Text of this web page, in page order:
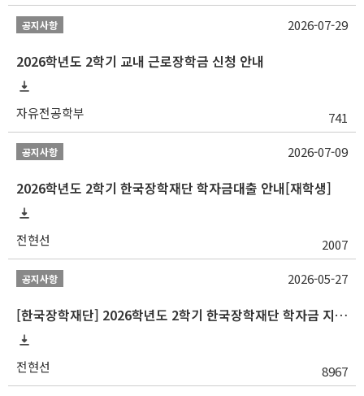
공지사항
2026학년도 2학기 교내 근로장학금 신청 안내
자유전공학부 741
2026-07-29
공지사항
2026학년도 2학기 한국장학재단 학자금대출 안내[재학생]
전현선 2007
2026-07-09
공지사항
[한국장학재단] 2026학년도 2학기 한국장학재단 학자금 지원구간 산정 신청 안내
전현선 8967
2026-05-27